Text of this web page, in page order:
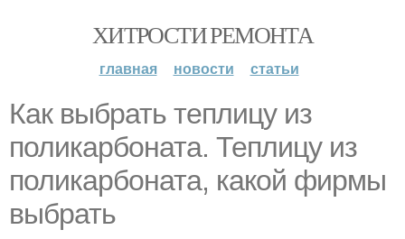
ХИТРОСТИ РЕМОНТА
главная новости статьи
Как выбрать теплицу из
поликарбоната. Теплицу из
поликарбоната, какой фирмы
выбрать